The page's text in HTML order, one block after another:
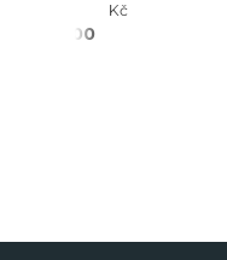
Kč
2 690,00